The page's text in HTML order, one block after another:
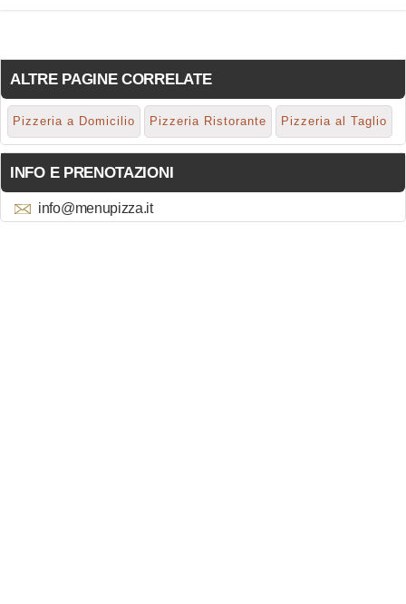
ALTRE PAGINE CORRELATE
Pizzeria a Domicilio Pizzeria Ristorante Pizzeria al Taglio
INFO E PRENOTAZIONI
info@menupizza.it